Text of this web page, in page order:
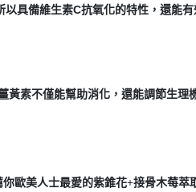
具備維生素C抗氧化的特性，還能有
黃素不僅能幫助消化，還能調節生理
歐美人士最愛的紫錐花+接骨木莓萃